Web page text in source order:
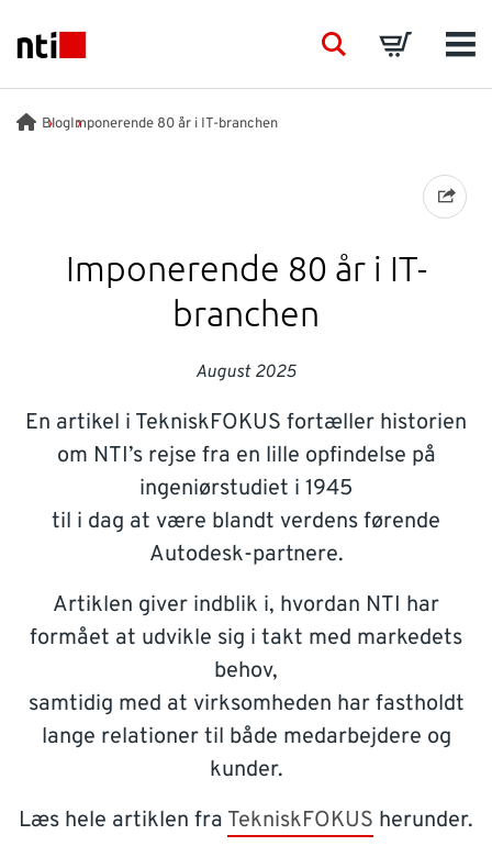
NTI logo
BRANCHER
PRODUKTER
ACADEMY
INDSIGT
SUPPORT
WEBSHOP
Har du brug for hjælp?
Kontakt NTI: 70 10 14 00 (info-dk@nti-group.com)
Hotline: 70 20 42 14 (support-dk@nti-group.com)
SearchBasket
BlogImponerende 80 år i IT-branchen
Imponerende 80 år i IT-
branchen
August 2025
En artikel i TekniskFOKUS fortæller historien
om NTI’s rejse fra en lille opfindelse på
ingeniørstudiet i 1945
til i dag at være blandt verdens førende
Autodesk-partnere.
Artiklen giver indblik i, hvordan NTI har
formået at udvikle sig i takt med markedets
behov,
samtidig med at virksomheden har fastholdt
lange relationer til både medarbejdere og
kunder.
Læs hele artiklen fra TekniskFOKUS herunder.